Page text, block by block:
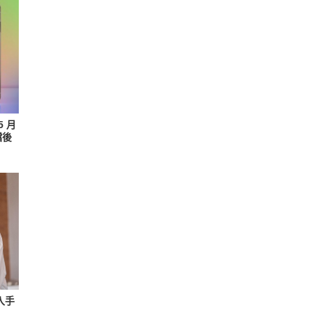
月
後
手